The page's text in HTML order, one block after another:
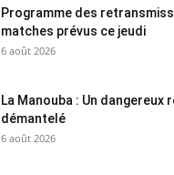
Programme des
matches prévus ce jeudi
6 août 2026
La Manouba : Un dangereux
démantelé
6 août 2026